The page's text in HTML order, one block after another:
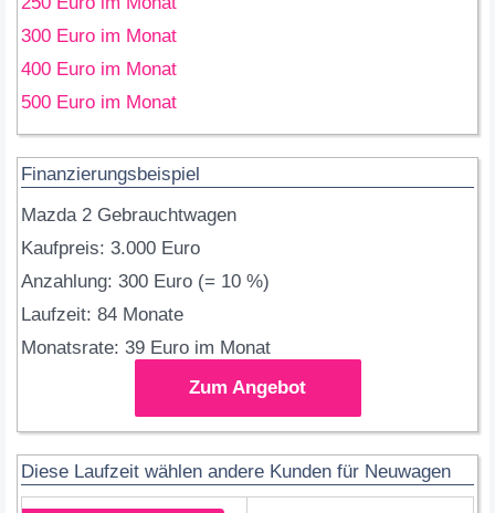
300 Euro im Monat
400 Euro im Monat
500 Euro im Monat
Finanzierungsbeispiel
Mazda 2 Gebrauchtwagen
Kaufpreis: 3.000 Euro
Anzahlung: 300 Euro (= 10 %)
Laufzeit: 84 Monate
Monatsrate: 39 Euro im Monat
Zum Angebot
Diese Laufzeit wählen andere Kunden für Neuwagen